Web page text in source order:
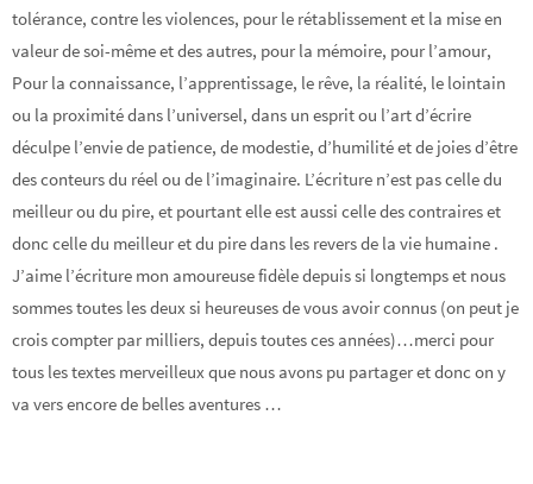
tolérance, contre les violences, pour le rétablissement et la mise en
valeur de soi-même et des autres, pour la mémoire, pour l’amour,
Pour la connaissance, l’apprentissage, le rêve, la réalité, le lointain
ou la proximité dans l’universel, dans un esprit ou l’art d’écrire
déculpe l’envie de patience, de modestie, d’humilité et de joies d’être
des conteurs du réel ou de l’imaginaire. L’écriture n’est pas celle du
meilleur ou du pire, et pourtant elle est aussi celle des contraires et
donc celle du meilleur et du pire dans les revers de la vie humaine .
J’aime l’écriture mon amoureuse fidèle depuis si longtemps et nous
sommes toutes les deux si heureuses de vous avoir connus (on peut je
crois compter par milliers, depuis toutes ces années)…merci pour
tous les textes merveilleux que nous avons pu partager et donc on y
va vers encore de belles aventures …